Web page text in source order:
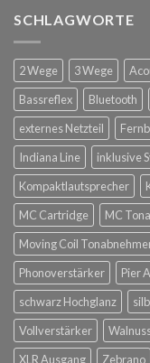
SCHLAGWORTE
2 Wege 3 Wege
Bassreflex
Bluetooth
externes Netzteil
Indiana Line
inklusive
Kompaktlautsprecher
MC Cartridge
MC
Moving Coil
Phonoverstärker
Pier
schwarz Hochglanz
Vollverstärker
XLR Ausgang
Zebrano